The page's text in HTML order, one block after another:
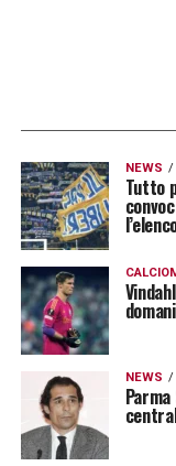
NEWS
Tutto
NEWS